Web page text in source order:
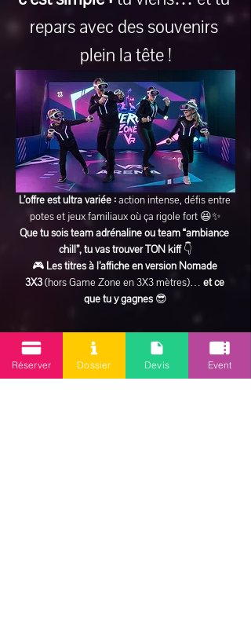
repars avec des souvenirs
plein la tête !
L’offre est ultra variée : action intense, défis entre
potes et jeux familiaux où ça rigole fort 😆✨
Que tu sois team adrénaline ou team “ambiance
chill”, tu vas trouver TON kiff 👇
🎮 Les titres à l’affiche en version Nomade
3X3 (hors Game Zone en 3X3 mètres)… et ce
que tu y gagnes 😎
En lire plus >
Réserver Dossier Devis Event